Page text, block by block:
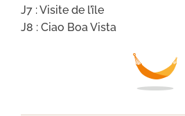
J7 : Visite de l’île
J8 : Ciao Boa Vista